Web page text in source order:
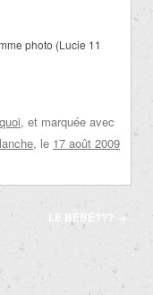
photo (Lucie 11
, et marquée avec
, le 17 août 2009
LE BÉBÉ??? →